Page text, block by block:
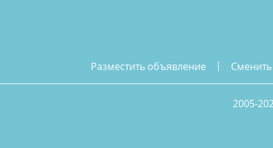
разместить объявление
2005-